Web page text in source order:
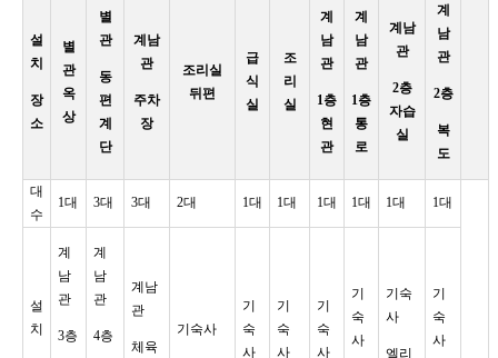
설
치
장
소
별
관
옥
상
별
관
동
편
계
단
계남
관
주차
장
조리실
뒤편
급
식
실
조
리
실
계
남
관
1층
현
관
계
남
관
1층
통
로
계남
관
2층
자습
실
계
남
관
2층
복
도
대
수
1대 3대 3대 2대 1대 1대 1대 1대 1대 1대
설
치
계
남
관
3층
계
남
관
4층
계남
관
체육
기숙사
기
숙
사
기
숙
사
기
숙
사
기
숙
사
기숙
사
엘리
기
숙
사